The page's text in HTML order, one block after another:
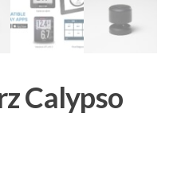
Calypso